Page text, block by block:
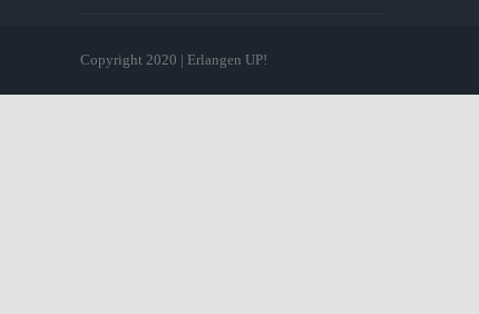
Copyright 2020 | Erlangen UP!